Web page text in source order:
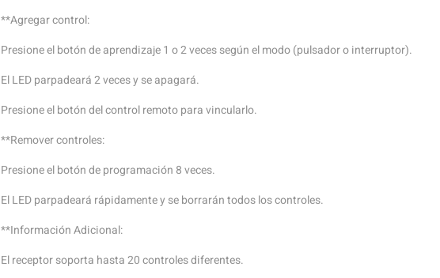
**Agregar control:
Presione el botón de aprendizaje 1 o 2 veces según el modo (pulsador o interruptor).
El LED parpadeará 2 veces y se apagará.
Presione el botón del control remoto para vincularlo.
**Remover controles:
Presione el botón de programación 8 veces.
El LED parpadeará rápidamente y se borrarán todos los controles.
**Información Adicional:
El receptor soporta hasta 20 controles diferentes.